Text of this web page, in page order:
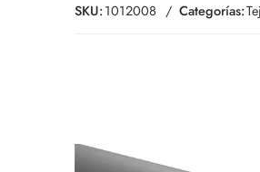
SKU:1012008 Categorías: